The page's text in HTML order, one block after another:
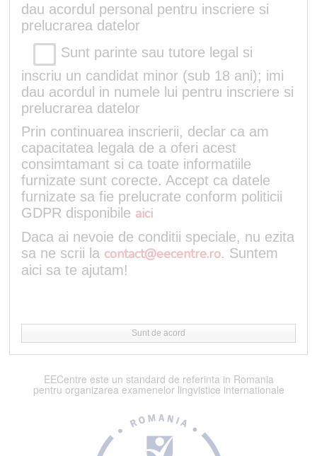
dau acordul personal pentru inscriere si
prelucrarea datelor
Sunt parinte sau tutore legal si
inscriu un candidat minor (sub 18 ani); imi
dau acordul in numele lui pentru inscriere si
prelucrarea datelor
Prin continuarea inscrierii, declar ca am
capacitatea legala de a oferi acest
consimtamant si ca toate informatiile
furnizate sunt corecte. Accept ca datele
furnizate sa fie prelucrate conform politicii
GDPR disponibile aici
Daca ai nevoie de conditii speciale, nu ezita
sa ne scrii la contact@eecentre.ro. Suntem
aici sa te ajutam!
Sunt de acord
EECentre este un standard de referinta in Romania
pentru organizarea examenelor lingvistice internationale